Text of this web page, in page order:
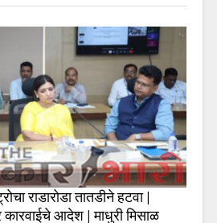
राडारोडा तातडीने हटवा |
आदेश | माधुरी मिसाळ